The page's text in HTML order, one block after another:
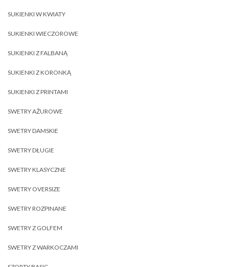
SUKIENKI W KWIATY
SUKIENKI WIECZOROWE
SUKIENKI Z FALBANĄ
SUKIENKI Z KORONKĄ
SUKIENKI Z PRINTAMI
SWETRY AŻUROWE
SWETRY DAMSKIE
SWETRY DŁUGIE
SWETRY KLASYCZNE
SWETRY OVERSIZE
SWETRY ROZPINANE
SWETRY Z GOLFEM
SWETRY Z WARKOCZAMI